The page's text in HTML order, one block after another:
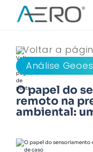
Análise
Voltar a
O papel do
remoto na
ambiental: